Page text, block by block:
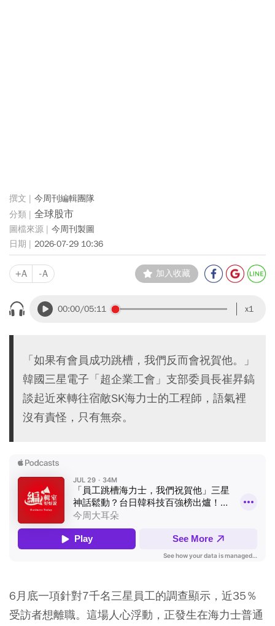
今周刊編輯團隊
全球股市
今周刊製圖
2026-07-29 10:36
+A -A 加入收藏
00:00/05:11 x1
「如果有會員成功跳槽，我們反而會祝賀他。」
韓國三星電子「超企業工會」支部委員長崔昇鎬
談起近來轉往宿敵SK海力士的工程師，語氣裡
沒有責怪，只有無奈。
6月底一項針對7千名三星員工的調查顯示，近35％
受訪者想離職。這場人心浮動，正發生在海力士普通